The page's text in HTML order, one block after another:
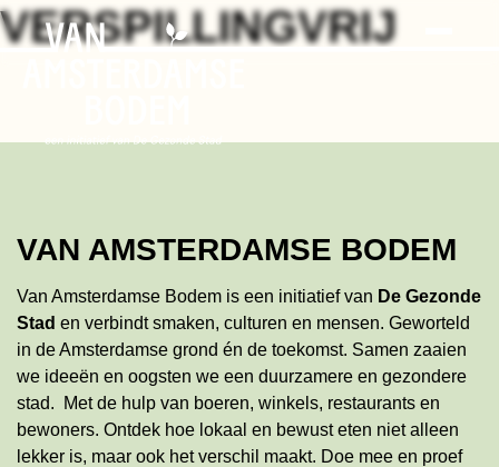
Skip
to
Search
VERSPILLINGVRIJ
VAN AMSTERDAMSE BODEM
Van Amsterdamse Bodem is een initiatief van De Gezonde
Stad en verbindt smaken, culturen en mensen. Geworteld
in de Amsterdamse grond én de toekomst. Samen zaaien
we ideeën en oogsten we een duurzamere en gezondere
stad. Met de hulp van boeren, winkels, restaurants en
bewoners. Ontdek hoe lokaal en bewust eten niet alleen
lekker is, maar ook het verschil maakt. Doe mee en proef